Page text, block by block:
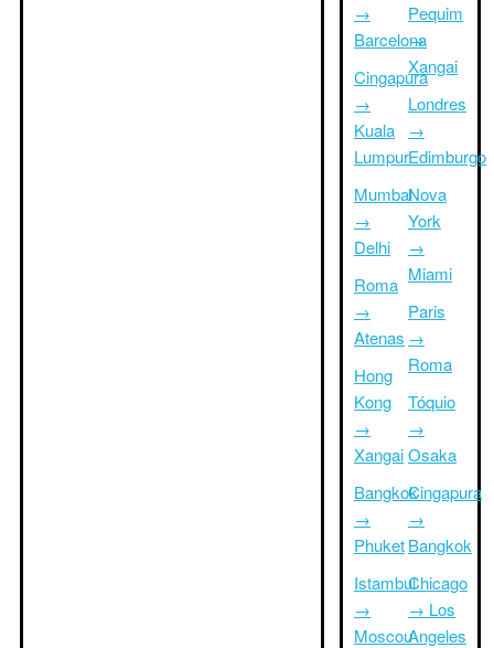
→
Barcelona
Cingapura
→
Kuala
Lumpur
Mumbai
→
Delhi
Roma
→
Atenas
Hong
Kong
→
Xangai
Bangkok
→
Phuket
Istambul
→
Moscou
Pequim
→
Xangai
Londres
→
Edimburgo
Nova
York
→
Miami
Paris
→
Roma
Tóquio
→
Osaka
Cingapura
→
Bangkok
Chicago
→ Los
Angeles